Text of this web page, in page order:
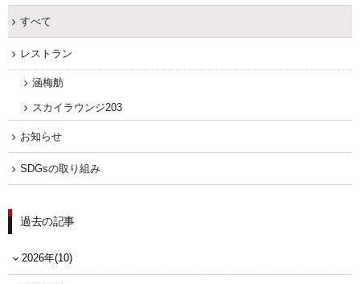
すべて
レストラン
涵梅舫
スカイラウンジ203
お知らせ
SDGsの取り組み
過去の記事
2026年(10)